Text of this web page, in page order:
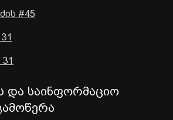
#45
31
და საინფორმაციო